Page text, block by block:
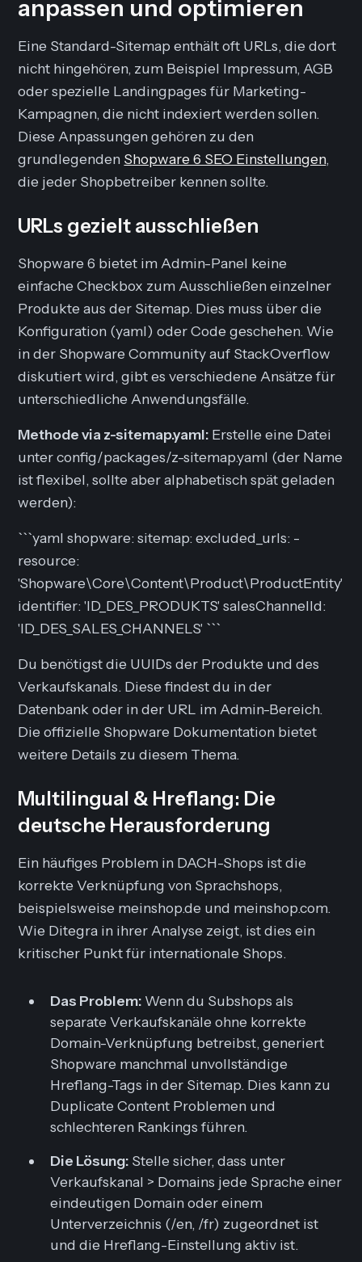
anpassen und optimieren
Eine Standard-Sitemap enthält oft URLs, die dort
nicht hingehören, zum Beispiel Impressum, AGB
oder spezielle Landingpages für Marketing-
Kampagnen, die nicht indexiert werden sollen.
Diese Anpassungen gehören zu den
grundlegenden Shopware 6 SEO Einstellungen,
die jeder Shopbetreiber kennen sollte.
URLs gezielt ausschließen
Shopware 6 bietet im Admin-Panel keine
einfache Checkbox zum Ausschließen einzelner
Produkte aus der Sitemap. Dies muss über die
Konfiguration (yaml) oder Code geschehen. Wie
in der Shopware Community auf StackOverflow
diskutiert wird, gibt es verschiedene Ansätze für
unterschiedliche Anwendungsfälle.
Methode via z-sitemap.yaml: Erstelle eine Datei
unter config/packages/z-sitemap.yaml (der Name
ist flexibel, sollte aber alphabetisch spät geladen
werden):
```yaml shopware: sitemap: excluded_urls: -
resource:
'Shopware\Core\Content\Product\ProductEntity'
identifier: 'ID_DES_PRODUKTS' salesChannelId:
'ID_DES_SALES_CHANNELS' ```
Du benötigst die UUIDs der Produkte und des
Verkaufskanals. Diese findest du in der
Datenbank oder in der URL im Admin-Bereich.
Die offizielle Shopware Dokumentation bietet
weitere Details zu diesem Thema.
Multilingual & Hreflang: Die
deutsche Herausforderung
Ein häufiges Problem in DACH-Shops ist die
korrekte Verknüpfung von Sprachshops,
beispielsweise meinshop.de und meinshop.com.
Wie Ditegra in ihrer Analyse zeigt, ist dies ein
kritischer Punkt für internationale Shops.
Das Problem: Wenn du Subshops als
separate Verkaufskanäle ohne korrekte
Domain-Verknüpfung betreibst, generiert
Shopware manchmal unvollständige
Hreflang-Tags in der Sitemap. Dies kann zu
Duplicate Content Problemen und
schlechteren Rankings führen.
Die Lösung: Stelle sicher, dass unter
Verkaufskanal > Domains jede Sprache einer
eindeutigen Domain oder einem
Unterverzeichnis (/en, /fr) zugeordnet ist
und die Hreflang-Einstellung aktiv ist.